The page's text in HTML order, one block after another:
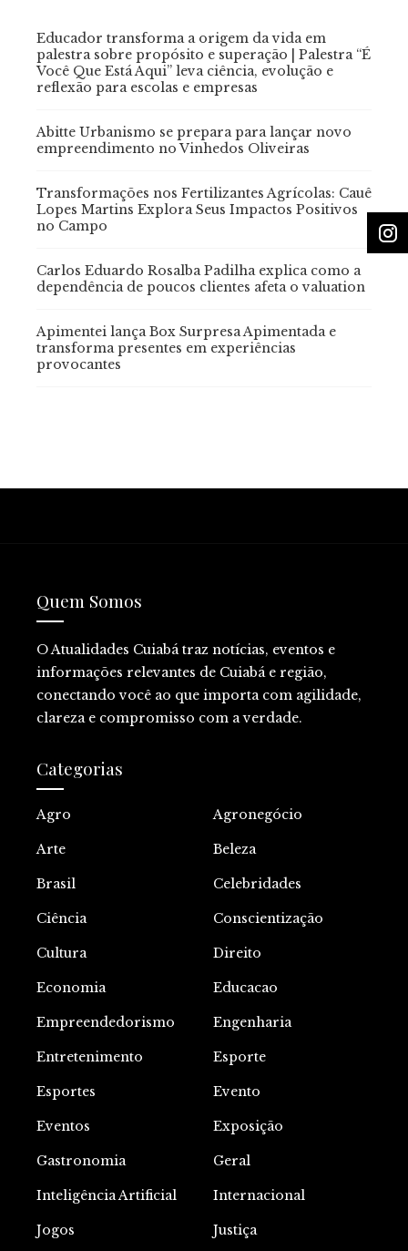
Educador transforma a origem da vida em
palestra sobre propósito e superação | Palestra “É
Você Que Está Aqui” leva ciência, evolução e
reflexão para escolas e empresas
Abitte Urbanismo se prepara para lançar novo
empreendimento no Vinhedos Oliveiras
Transformações nos Fertilizantes Agrícolas: Cauê
Lopes Martins Explora Seus Impactos Positivos
no Campo
Carlos Eduardo Rosalba Padilha explica como a
dependência de poucos clientes afeta o valuation
Apimentei lança Box Surpresa Apimentada e
transforma presentes em experiências
provocantes
Quem Somos
O Atualidades Cuiabá traz notícias, eventos e
informações relevantes de Cuiabá e região,
conectando você ao que importa com agilidade,
clareza e compromisso com a verdade.
Categorias
Agro Agronegócio
Arte Beleza
Brasil Celebridades
Ciência Conscientização
Cultura Direito
Economia Educacao
Empreendedorismo Engenharia
Entretenimento Esporte
Esportes Evento
Eventos Exposição
Gastronomia Geral
Inteligência Artificial Internacional
Jogos Justiça